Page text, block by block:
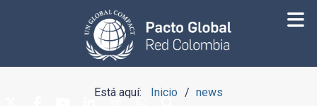
Está aquí: Inicio news